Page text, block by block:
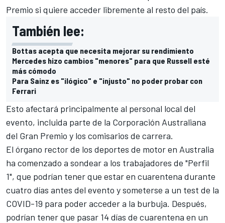
Premio si quiere acceder libremente al resto del país.
También lee:
Bottas acepta que necesita mejorar su rendimiento
Mercedes hizo cambios "menores" para que Russell esté
más cómodo
Para Sainz es "ilógico" e "injusto" no poder probar con
Ferrari
Esto afectará principalmente al personal local del
evento, incluida parte de la Corporación Australiana
del Gran Premio y los comisarios de carrera.
El órgano rector de los deportes de motor en Australia
ha comenzado a sondear a los trabajadores de "Perfil
1", que podrían tener que estar en cuarentena durante
cuatro días antes del evento y someterse a un test de la
COVID-19 para poder acceder a la burbuja. Después,
podrían tener que pasar 14 días de cuarentena en un